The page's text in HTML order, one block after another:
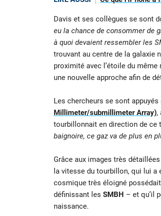
Davis et ses collègues se sont
eu la chance de consommer de
à quoi devaient ressembler les
trouvant au centre de la galaxie
proximité avec l’étoile du
une nouvelle approche afin de
Les chercheurs se sont
Millimeter/submillimeter Array),
tourbillonnait en direction de ce
baignoire, ce gaz va de plus en
Grâce aux images très détaillées
la vitesse du tourbillon, qui lui a
cosmique très éloigné
définissant les SMBH – et qu’il
naissance.